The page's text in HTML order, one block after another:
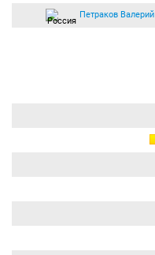
Петраков Валерий